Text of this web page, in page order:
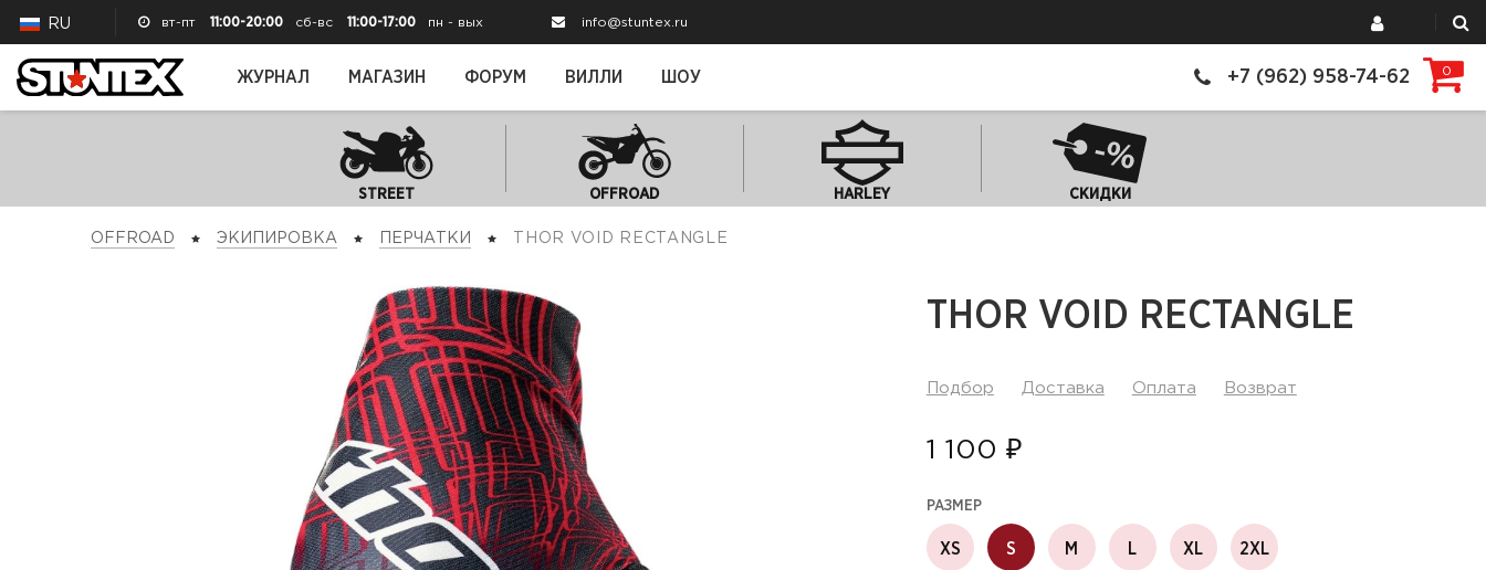
RU вт-пт 11:00-20:00 сб-вс 11:00-17:00 пн - вых info@stuntex.ru
ЖУРНАЛ МАГАЗИН ФОРУМ ВИЛЛИ ШОУ +7 (962) 958-74-62 0
STREET OFFROAD HARLEY СКИДКИ
OFFROAD ЭКИПИРОВКА ПЕРЧАТКИ THOR VOID RECTANGLE
THOR VOID RECTANGLE
Подбор Доставка Оплата Возврат
1 100 ₽
РАЗМЕР
XS S M L XL 2XL